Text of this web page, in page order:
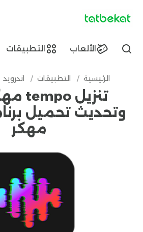
tatbekat.net
الألعاب التطبيقات
Find
الرئيسية / التطبيقات / اندرويد
مهكر